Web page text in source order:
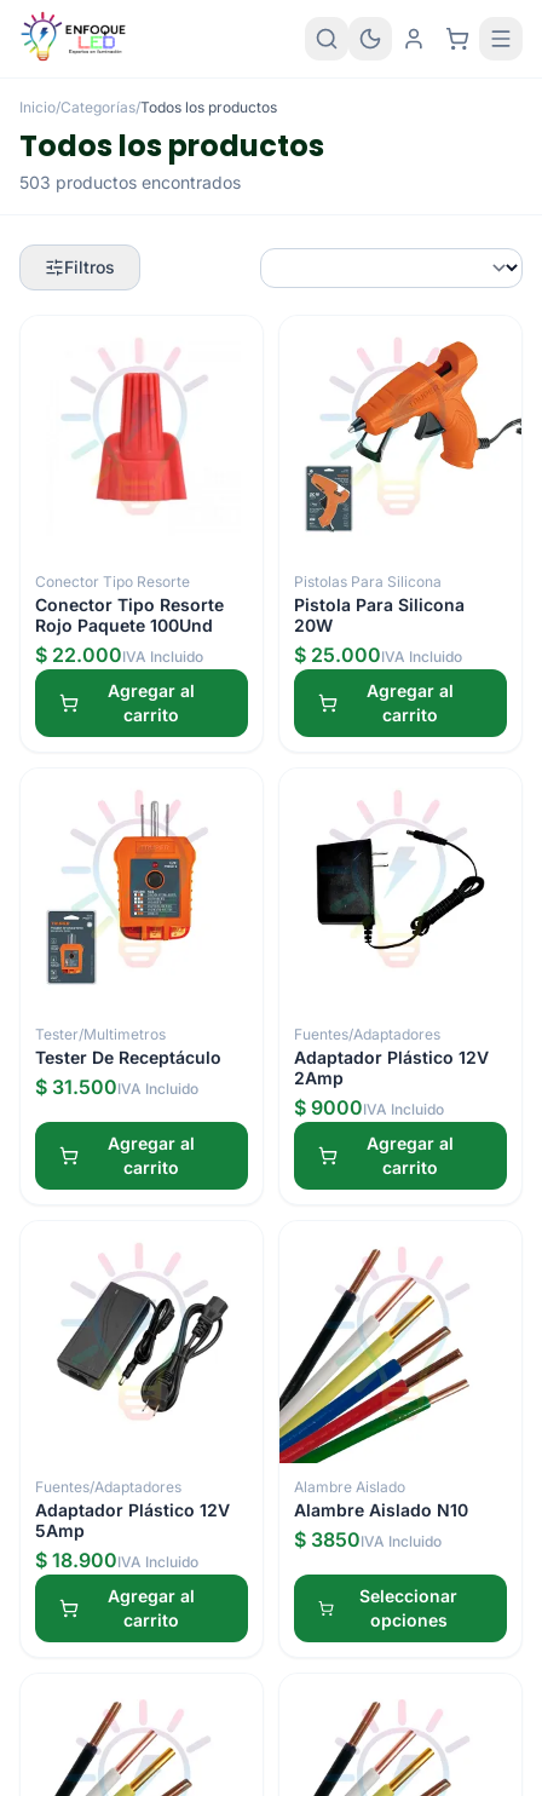
Inicio/Categorías/Todos los productos
Todos los productos
503 productos encontrados
Filtros
Conector Tipo Resorte
Conector Tipo Resorte
Rojo Paquete 100Und
$ 22.000IVA Incluido
Agregar al
carrito
Pistolas Para Silicona
Pistola Para Silicona
20W
$ 25.000IVA Incluido
Agregar al
carrito
Tester/Multimetros
Tester De Receptáculo
$ 31.500IVA Incluido
Agregar al
carrito
Fuentes/Adaptadores
Adaptador Plástico 12V
2Amp
$ 9000IVA Incluido
Agregar al
carrito
Fuentes/Adaptadores
Adaptador Plástico 12V
5Amp
$ 18.900IVA Incluido
Agregar al
carrito
Alambre Aislado
Alambre Aislado N10
$ 3850IVA Incluido
Seleccionar
opciones